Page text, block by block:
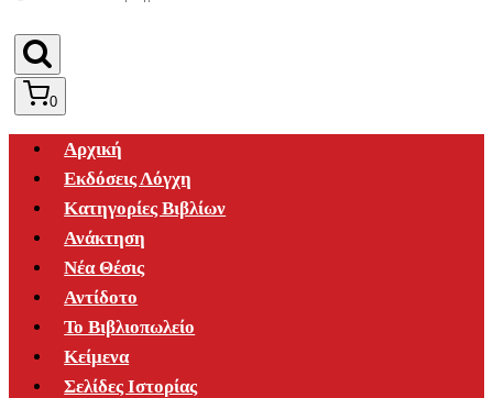
0
Αρχική
Εκδόσεις Λόγχη
Κατηγορίες Βιβλίων
Ανάκτηση
Νέα Θέσις
Αντίδοτο
Το Βιβλιοπωλείο
Κείμενα
Σελίδες Ιστορίας